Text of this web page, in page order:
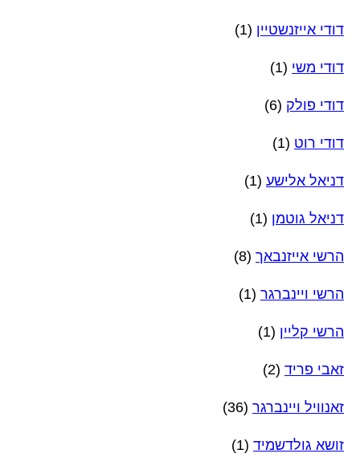
דודי אייזנשטיין (1)
דודי משי (1)
דודי פולק (6)
דודי רוט (1)
דניאל אלישע (1)
דניאל גוטמן (1)
הרשי אייזנבאך (8)
הרשי ויינברגר (1)
הרשי קליין (1)
זאבי פריד (2)
זאנוויל ויינברגר (36)
זושא גולדשמיד (1)